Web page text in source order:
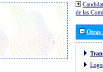
de las
Otras